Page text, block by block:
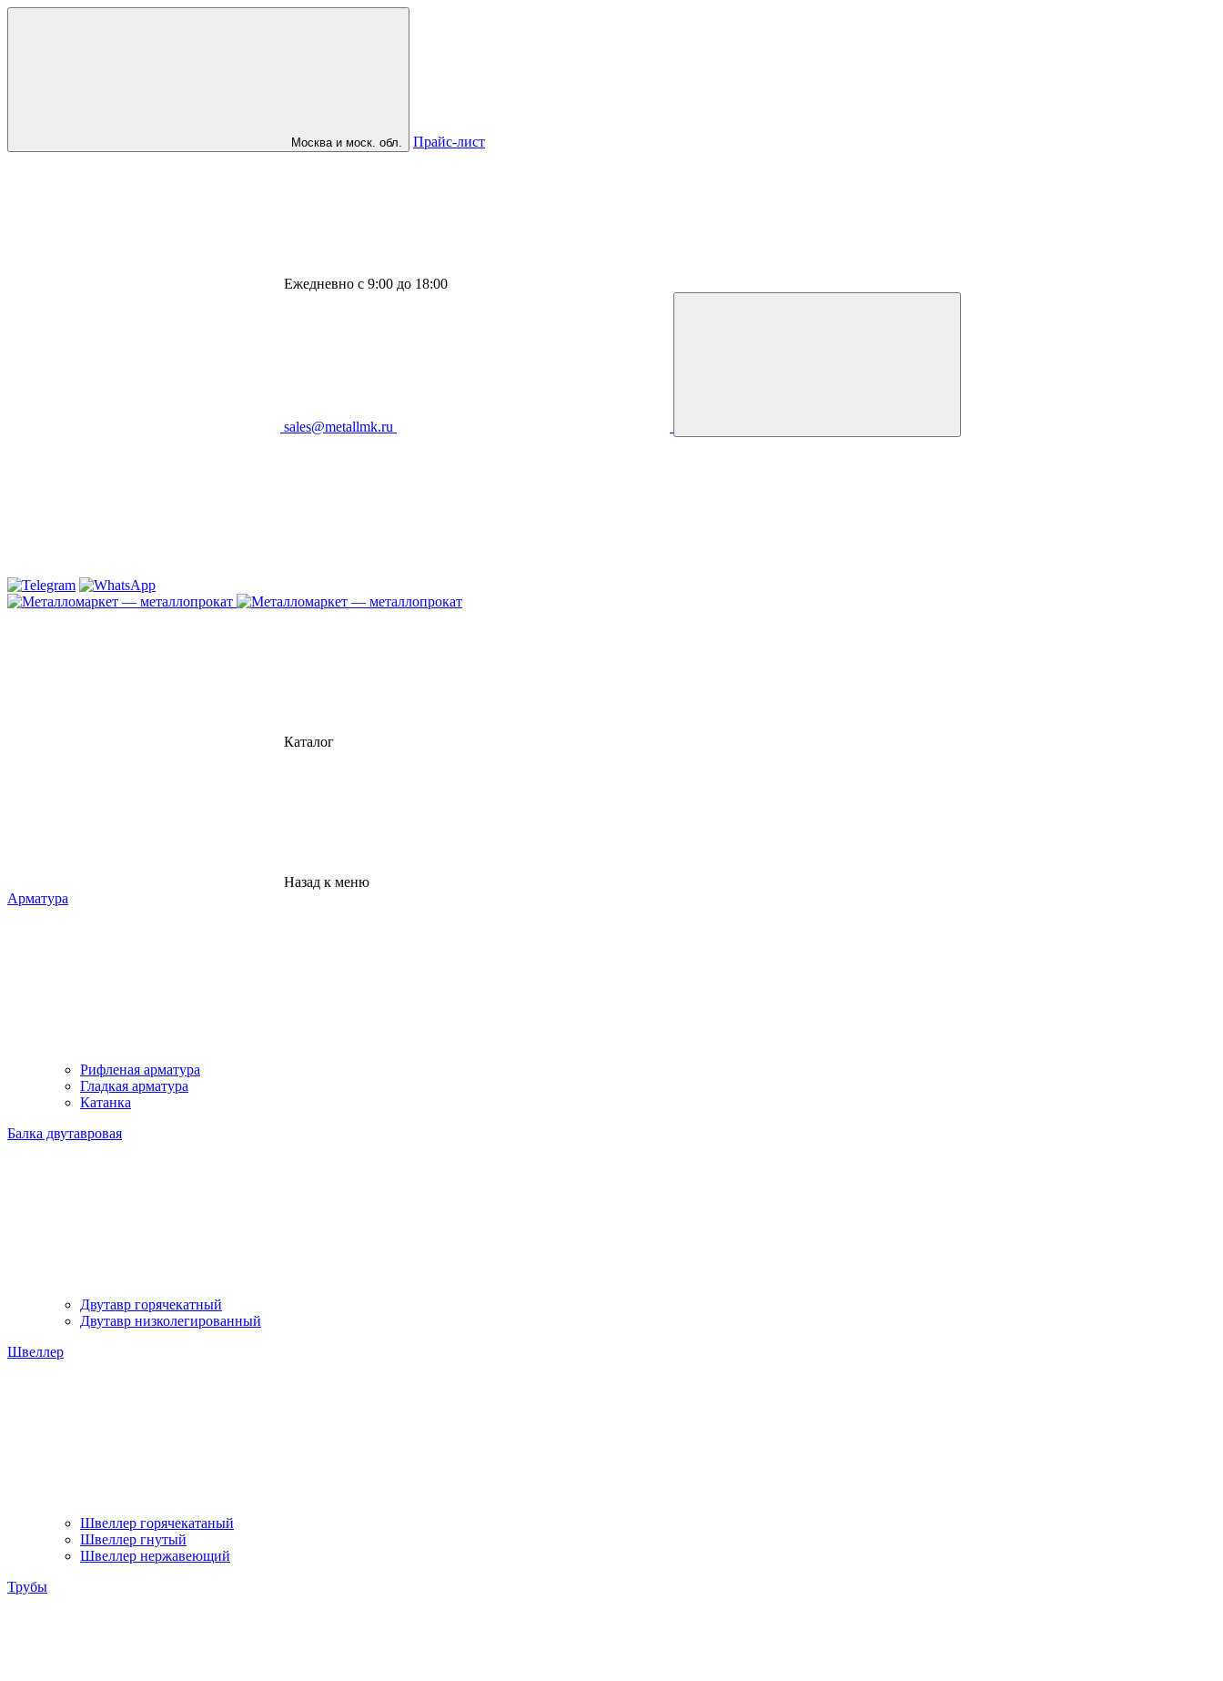
Москва и моск. обл. Прайс-лист
Ежедневно с 9:00 до 18:00
sales@metallmk.ru
Каталог
Назад к меню
Арматура
Рифленая арматура
Гладкая арматура
Катанка
Балка двутавровая
Двутавр горячекатный
Двутавр низколегированный
Швеллер
Швеллер горячекатаный
Швеллер гнутый
Швеллер нержавеющий
Трубы